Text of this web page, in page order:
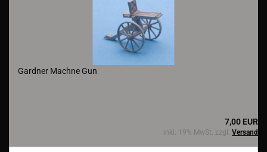
Gardner Machne Gun
7,00 EUR
inkl. 19% MwSt. zzgl. Versand